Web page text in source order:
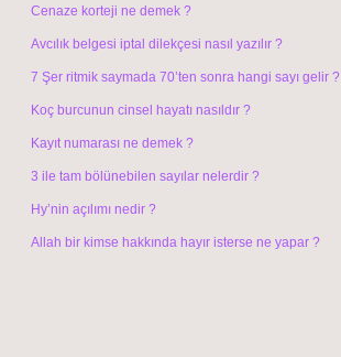
Cenaze korteji ne demek ?
Avcılık belgesi iptal dilekçesi nasıl yazılır ?
7 Şer ritmik saymada 70’ten sonra hangi sayı gelir ?
Koç burcunun cinsel hayatı nasıldır ?
Kayıt numarası ne demek ?
3 ile tam bölünebilen sayılar nelerdir ?
Hy’nin açılımı nedir ?
Allah bir kimse hakkında hayır isterse ne yapar ?